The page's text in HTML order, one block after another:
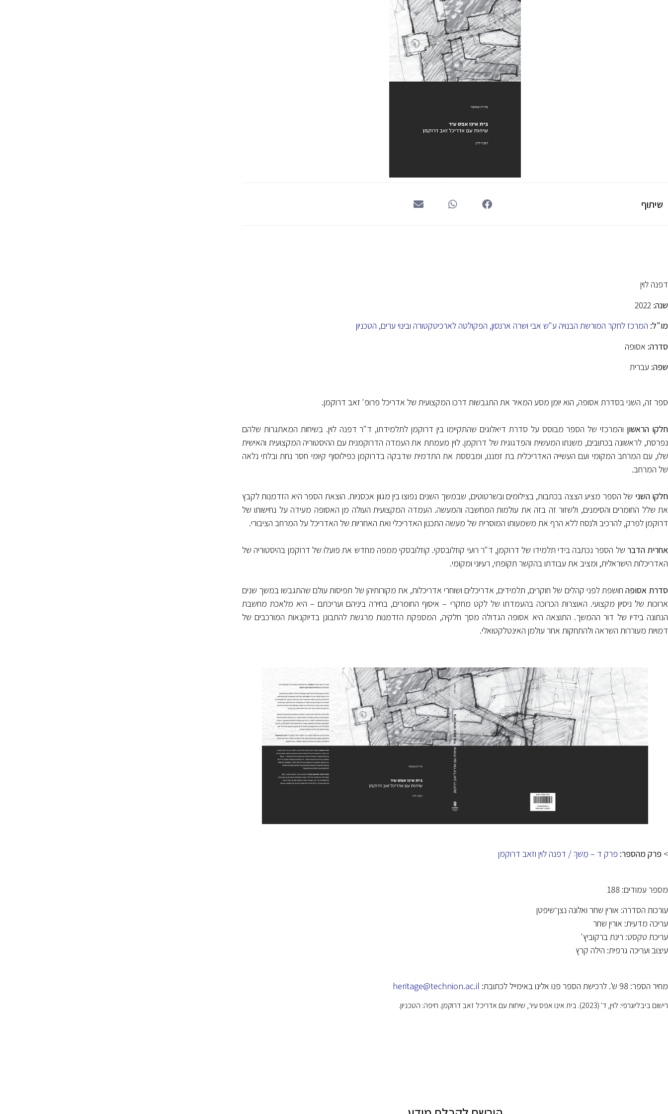
שיתוף
דפנה לוין
שנה: 2022
מו"ל: המרכז לחקר המורשת הבנויה ע"ש אבי ושרה ארנסון, הפקולטה לארכיטקטורה ובינוי ערים, הטכניון
סדרה: אסופה
שפה: עברית
ספר זה, השני בסדרת אסופה, הוא יומן מסע המאיר את התגבשות דרכו המקצועית של אדריכל פרופ' זאב דרוקמן.
חלקו הראשון והמרכזי של הספר מבוסס על סדרת דיאלוגים שהתקיימו בין דרוקמן לתלמידתו, ד"ר דפנה לוין. בשיחות המאתגרות שלהם
נפרסת, לראשונה בכתובים, משנתו המעשית והפדגוגית של דרוקמן. לוין מעמתת את העמדה הדרוקמנית עם ההיסטוריה המקצועית והאישית
שלו, עם המרחב המקומי ועם העשייה האדריכלית בת זמננו, ומבססת את התדמית שדבקה בדרוקמן כפילוסוף קיומי חסר נחת ובלתי נלאה
של המרחב.
חלקו השני של הספר מציע הצצה בכתבות, בצילומים ובשרטוטים, שבמשך השנים נפוצו בין מגוון אכסניות. הוצאת הספר היא הזדמנות לקבץ
את שלל החומרים והסימנים, ולשזור זה בזה את עולמות המחשבה והמעשה. העמדה המקצועית העולה מן האסופה מעידה על נחישותו של
דרוקמן לפרק, להרכיב ולנסח ללא הרף את משמעותו המוסרית של מעשה התכנון האדריכלי ואת האחריות של האדריכל על המרחב הציבורי.
אחרית הדבר של הספר נכתבה בידי תלמידו של דרוקמן, ד"ר רועי קוזלובסקי. קוזלובסקי ממפה מחדש את פועלו של דרוקמן בהיסטוריה של
האדריכלות הישראלית, ומציב את עבודתו בהקשר תקופתי, רעיוני ומקומי.
סדרת אסופה חושפת לפני קהלים של חוקרים, תלמידים, אדריכלים ושוחרי אדריכלות, את מקורותיהן של תפיסות עולם שהתגבשו במשך שנים
ארוכות של ניסיון מקצועי. האוצרוּת הכרוכה בהעמדתו של לקט מחקרי – איסוף החומרים, בחירה ביניהם ועריכתם – היא מלאכת מחשבת
הנתונה בידיו של דור ההמשך. התוצאה היא אסופה הגדולה מסך חלקיה, המספקת הזדמנות מרגשת להתבונן בדיוקנאות המורכבים של
דמויות מעוררות השראה ולהתחקות אחר עולמן האינטלקטואלי.
> פרק מהספר: פרק ד – מֶשׁךֶ / דפנה לוין וזאב דרוקמן
מספר עמודים: 188
עורכות הסדרה: אורין שחר ואלונה נצן־שיפטן
עריכה מדעית: אורין שחר
עריכת טקסט: רינת ברקוביץ'
עיצוב ועריכה גרפית: הילה קרץ
מחיר הספר: 98 ש'. לרכישת הספר פנו אלינו באימייל לכתובת: heritage@technion.ac.il
רישום ביבליוגרפי: לוין, ד' (2023). בית אינו אפס עיר, שיחות עם אדריכל זאב דרוקמן. חיפה: הטכניון.